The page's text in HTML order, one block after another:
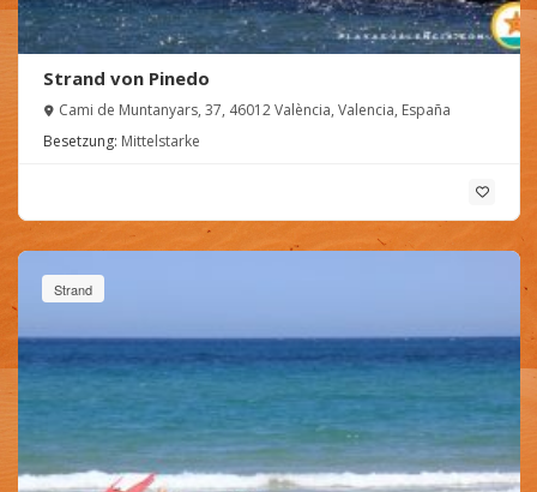
Strand von Pinedo
Cami de Muntanyars, 37, 46012 València, Valencia, España
Besetzung: Mittelstarke
Strand